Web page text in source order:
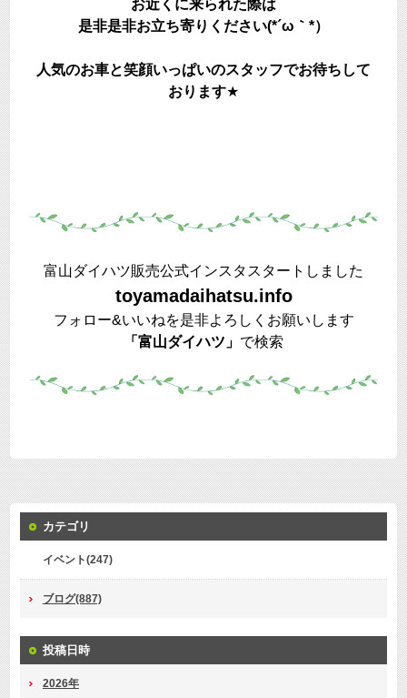
お近くに来られた際は
是非是非お立ち寄りください(*´ω｀*）
人気のお車と笑顔いっぱいのスタッフでお待ちして
おります★
富山ダイハツ販売公式インスタスタートしました
toyamadaihatsu.info
フォロー&いいねを是非よろしくお願いします
「富山ダイハツ」 で検索
カテゴリ
イベント(247)
ブログ(887)
投稿日時
2026年